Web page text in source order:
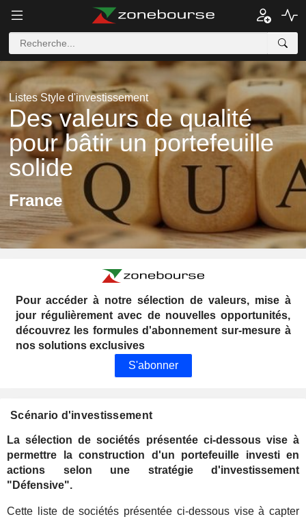
Listes Style d'investissement
Des valeurs de qualité
pour bâtir un portefeuille
solide
France
Pour accéder à notre sélection de valeurs, mise à
jour régulièrement avec de nouvelles opportunités,
découvrez les formules d'abonnement sur-mesure à
nos solutions exclusives
S'abonner
Scénario d'investissement
La sélection de sociétés présentée ci-dessous vise à
permettre la construction d'un portefeuille investi en
actions selon une stratégie d'investissement
"Défensive".
Cette liste de sociétés présentée ci-dessous vise à capter